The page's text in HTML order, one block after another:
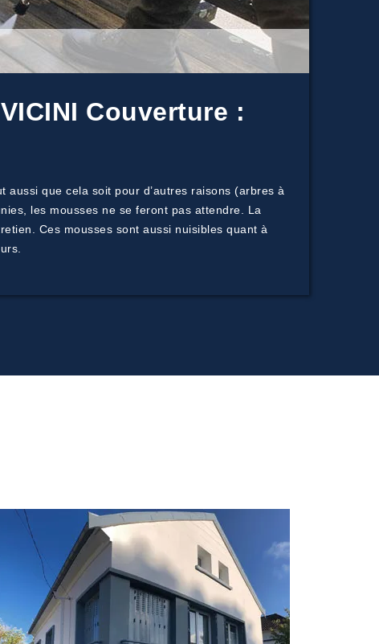
Couverture :
aussi que cela soit pour d’autres raisons (arbres à
les mousses ne se feront pas attendre. La
Ces mousses sont aussi nuisibles quant à